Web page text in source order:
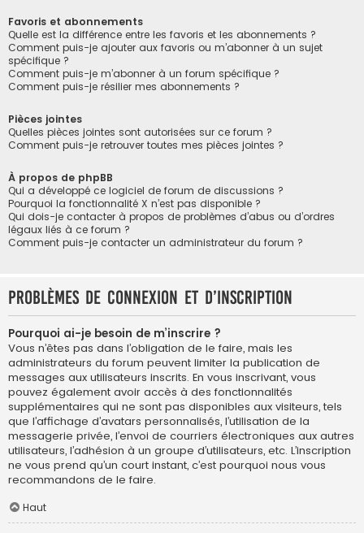
Favoris et abonnements
Quelle est la différence entre les favoris et les abonnements ?
Comment puis-je ajouter aux favoris ou m’abonner à un sujet
spécifique ?
Comment puis-je m’abonner à un forum spécifique ?
Comment puis-je résilier mes abonnements ?
Pièces jointes
Quelles pièces jointes sont autorisées sur ce forum ?
Comment puis-je retrouver toutes mes pièces jointes ?
À propos de phpBB
Qui a développé ce logiciel de forum de discussions ?
Pourquoi la fonctionnalité X n’est pas disponible ?
Qui dois-je contacter à propos de problèmes d’abus ou d’ordres
légaux liés à ce forum ?
Comment puis-je contacter un administrateur du forum ?
Problèmes de connexion et d’inscription
Pourquoi ai-je besoin de m’inscrire ?
Vous n’êtes pas dans l’obligation de le faire, mais les
administrateurs du forum peuvent limiter la publication de
messages aux utilisateurs inscrits. En vous inscrivant, vous
pouvez également avoir accès à des fonctionnalités
supplémentaires qui ne sont pas disponibles aux visiteurs, tels
que l’affichage d’avatars personnalisés, l’utilisation de la
messagerie privée, l’envoi de courriers électroniques aux autres
utilisateurs, l’adhésion à un groupe d’utilisateurs, etc. L’inscription
ne vous prend qu’un court instant, c’est pourquoi nous vous
recommandons de le faire.
Haut